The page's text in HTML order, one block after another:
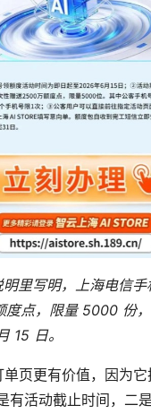
里写明，上海电信
度点，限量 5000 份
15 日。
页更有价值，因为它
有活动截止时间，二